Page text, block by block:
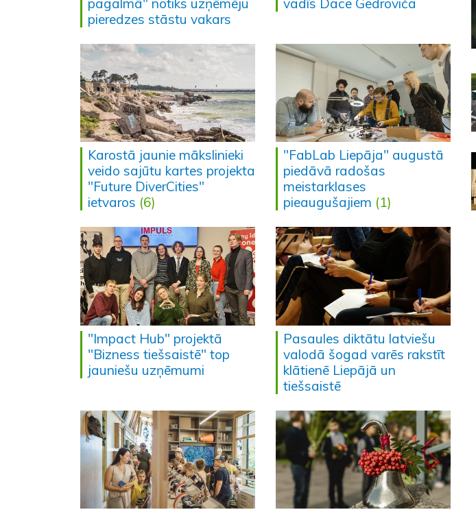
pagalmā" notiks uzņēmēju
pieredzes stāstu vakars
vadīs Dace Gedroviča
Karostā jaunie mākslinieki
veido sajūtu kartes projekta
"Future DiverCities"
ietvaros (6)
"FabLab Liepāja" augustā
piedāvā radošas
meistarklases
pieaugušajiem (1)
"Impact Hub" projektā
"Bizness tiešsaistē" top
jauniešu uzņēmumi
Pasaules diktātu latviešu
valodā šogad varēs rakstīt
klātienē Liepājā un
tiešsaistē